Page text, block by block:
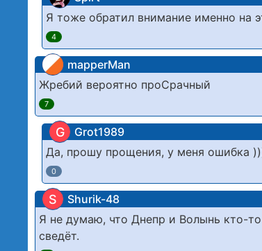
Я тоже обратил внимание именно на
4
mapperMan
Жребий вероятно проСрачный
7
G Grot1989
Да, прошу прощения, у меня ошибка
0
S Shurik-48
Я не думаю, что Днепр и Волынь кто-
сведёт.